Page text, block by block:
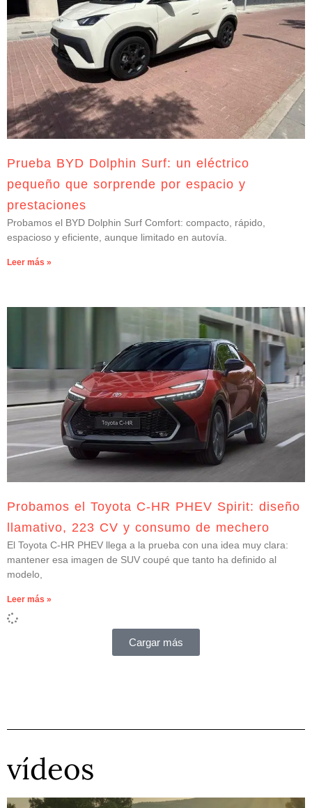
Prueba BYD Dolphin Surf: un eléctrico
pequeño que sorprende por espacio y
prestaciones
Probamos el BYD Dolphin Surf Comfort: compacto, rápido,
espacioso y eficiente, aunque limitado en autovía.
Leer más »
Probamos el Toyota C-HR PHEV Spirit: diseño
llamativo, 223 CV y consumo de mechero
El Toyota C-HR PHEV llega a la prueba con una idea muy clara:
mantener esa imagen de SUV coupé que tanto ha definido al
modelo,
Leer más »
Cargar más
vídeos